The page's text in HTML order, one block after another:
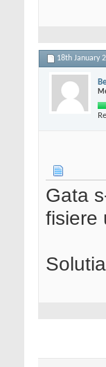
18th January
Gata
fisiere